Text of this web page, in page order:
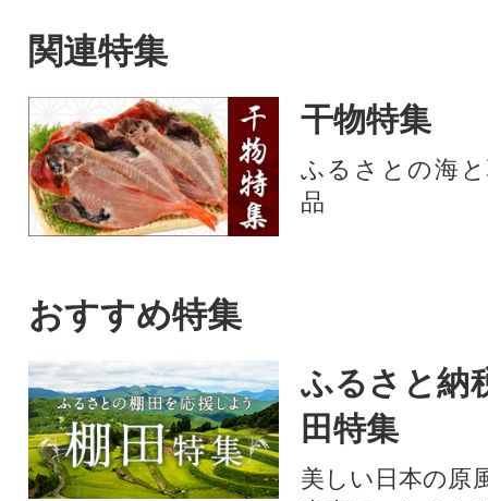
関連特集
干物特集
ふるさとの海
品
おすすめ特集
ふるさと納
田特集
美しい日本の原